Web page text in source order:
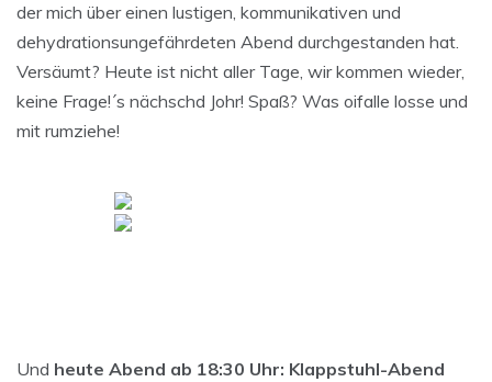
der mich über einen lustigen, kommunikativen und
dehydrationsungefährdeten Abend durchgestanden hat.
Versäumt? Heute ist nicht aller Tage, wir kommen wieder,
keine Frage!´s nächschd Johr! Spaß? Was oifalle losse und
mit rumziehe!
Und heute Abend ab 18:30 Uhr: Klappstuhl-Abend